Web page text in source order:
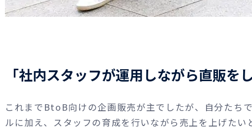
「社内スタッフが運用しながら直販を
これまでBtoB向けの企画販売が主でしたが、自分たち
ルに加え、スタッフの育成を行いながら売上を上げたい